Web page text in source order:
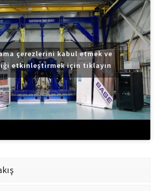
çerezlerini kabul etmek ve
etkinleştirmek için tıklayın